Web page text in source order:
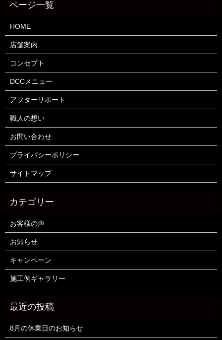
HOME
店舗案内
コンセプト
DCCメニュー
アフターサポート
職人の想い
お問い合わせ
プライバシーポリシー
サイトマップ
お客様の声
お知らせ
キャンペーン
施工例ギャラリー
8月の休業日のお知らせ